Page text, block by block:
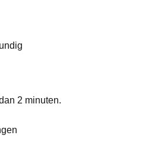
2 minuten.